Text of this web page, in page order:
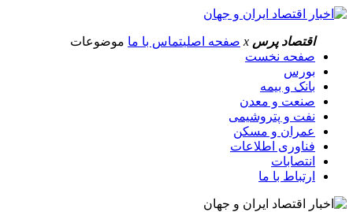
اقتصاد پرس x صفحه اصلیتماس با ما موضوعات
صفحه نخست
بورس
بانک و بیمه
صنعت و معدن
نفت و پتروشیمی
عمران و مسکن
فناوری اطلاعات
انتصابات
ارتباط با ما